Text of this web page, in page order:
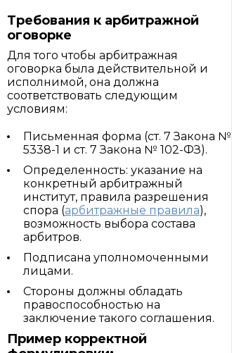
Требования к арбитражной
оговорке
Для того чтобы арбитражная
оговорка была действительной и
исполнимой, она должна
соответствовать следующим
условиям:
Письменная форма (ст. 7 Закона №
5338-1 и ст. 7 Закона № 102-ФЗ).
Определенность: указание на
конкретный арбитражный
институт, правила разрешения
спора (арбитражные правила),
возможность выбора состава
арбитров.
Подписана уполномоченными
лицами.
Стороны должны обладать
правоспособностью на
заключение такого соглашения.
Пример корректной